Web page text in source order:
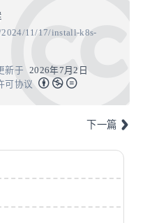
11/17/install-k8s-
新于
2026年7月2日
可协议
下一篇